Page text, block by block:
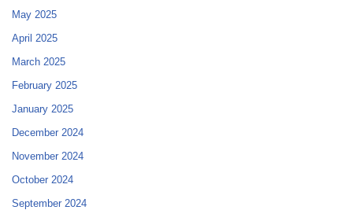
May 2025
April 2025
March 2025
February 2025
January 2025
December 2024
November 2024
October 2024
September 2024